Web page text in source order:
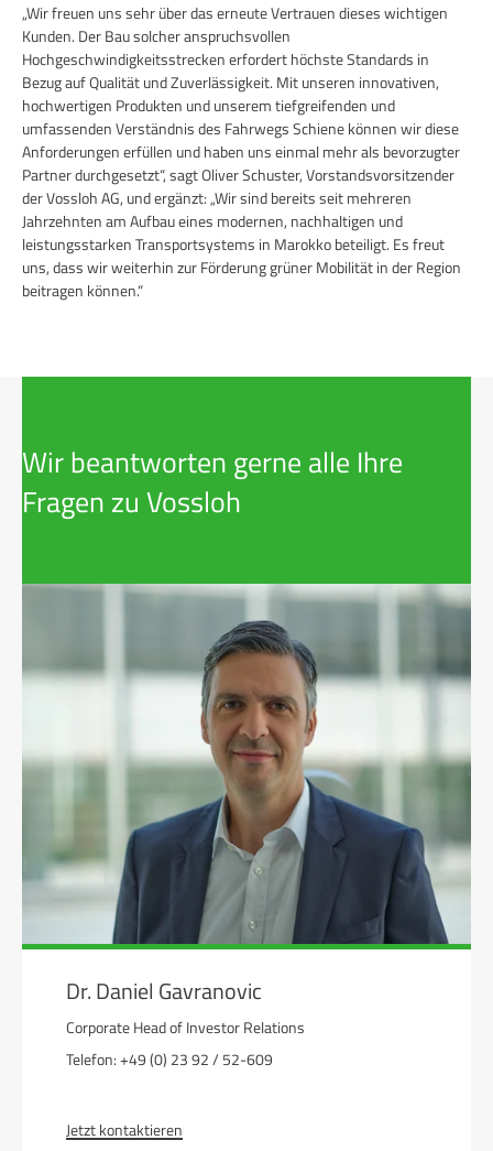
„Wir freuen uns sehr über das erneute Vertrauen dieses wichtigen
Kunden. Der Bau solcher anspruchsvollen
Hochgeschwindigkeitsstrecken erfordert höchste Standards in
Bezug auf Qualität und Zuverlässigkeit. Mit unseren innovativen,
hochwertigen Produkten und unserem tiefgreifenden und
umfassenden Verständnis des Fahrwegs Schiene können wir diese
Anforderungen erfüllen und haben uns einmal mehr als bevorzugter
Partner durchgesetzt“, sagt Oliver Schuster, Vorstandsvorsitzender
der Vossloh AG, und ergänzt: „Wir sind bereits seit mehreren
Jahrzehnten am Aufbau eines modernen, nachhaltigen und
leistungsstarken Transportsystems in Marokko beteiligt. Es freut
uns, dass wir weiterhin zur Förderung grüner Mobilität in der Region
beitragen können.“
Wir beantworten gerne alle Ihre
Fragen zu Vossloh
Dr. Daniel Gavranovic
Corporate Head of Investor Relations
Telefon: +49 (0) 23 92 / 52-609
Jetzt kontaktieren